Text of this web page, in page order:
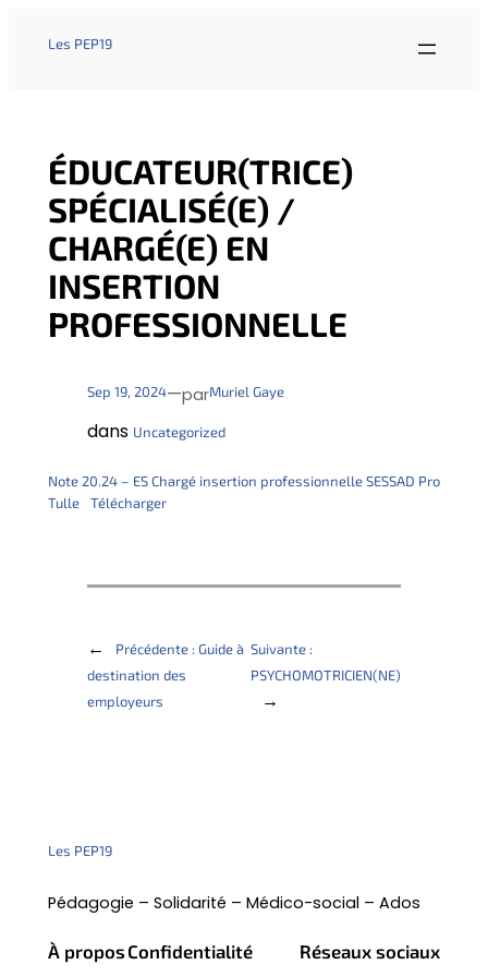
Les PEP19
ÉDUCATEUR(TRICE)
SPÉCIALISÉ(E) /
CHARGÉ(E) EN
INSERTION
PROFESSIONNELLE
Sep 19, 2024—parMuriel Gaye
dans Uncategorized
Note 20.24 – ES Chargé insertion professionnelle SESSAD Pro
Tulle
Télécharger
← Précédente : Guide à
destination des
employeurs
Suivante :
PSYCHOMOTRICIEN(NE)
→
Les PEP19
Pédagogie – Solidarité – Médico-social – Ados
À propos Confidentialité Réseaux sociaux